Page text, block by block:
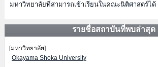
มหาวิทยาลัยที่สามารถเข้าเรียนในคณะนิติศาสตร์ได้
รายชื่อสถาบันที่พบล่าสุด
[มหาวิทยาลัย]
Okayama Shoka University